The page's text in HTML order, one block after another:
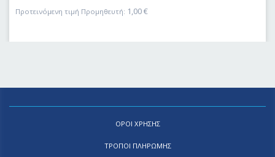
Προτεινόμενη τιμή Προμηθευτή: 1,00€
ΟΡΟΙ ΧΡΗΣΗΣ
ΤΡΟΠΟΙ ΠΛΗΡΩΜΗΣ